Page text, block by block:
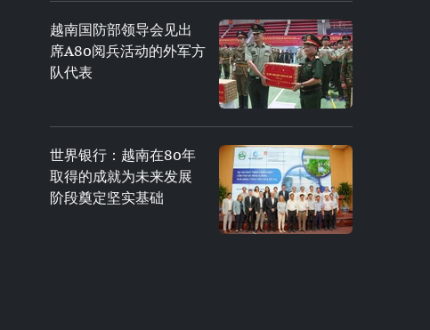
越南国防部领导会见出
席A80阅兵活动的外军方
队代表
世界银行：越南在80年
取得的成就为未来发展
阶段奠定坚实基础